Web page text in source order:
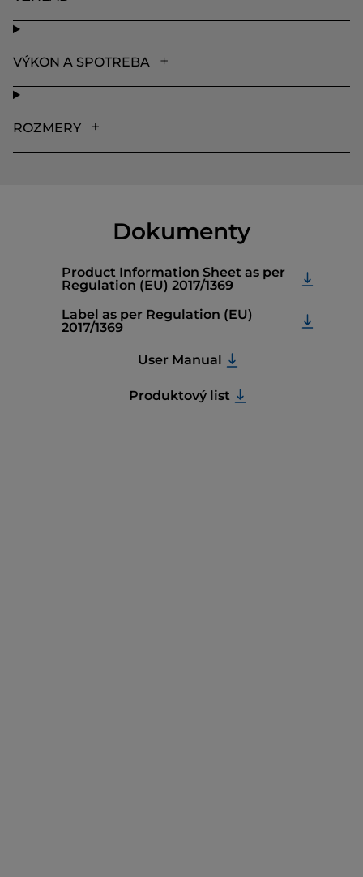
VÝKON A SPOTREBA
ROZMERY
Dokumenty
Product Information Sheet as per
Regulation (EU) 2017/1369
Label as per Regulation (EU)
2017/1369
User Manual
Produktový list